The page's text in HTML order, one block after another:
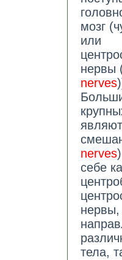
мозг
или
нервы
nerves
nerves
себе
нервы,
тела,